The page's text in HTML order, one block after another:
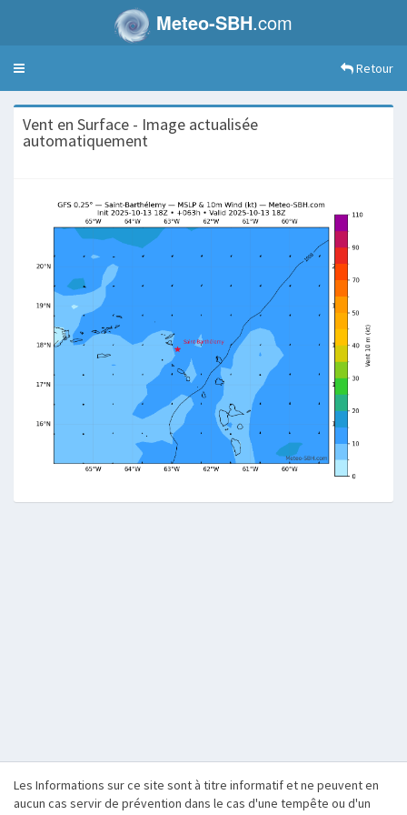
Meteo-SBH.com
Toggle
Retour
Vent en Surface - Image actualisée
automatiquement
Les Informations sur ce site sont à titre informatif et ne peuvent en
aucun cas servir de prévention dans le cas d'une tempête ou d'un